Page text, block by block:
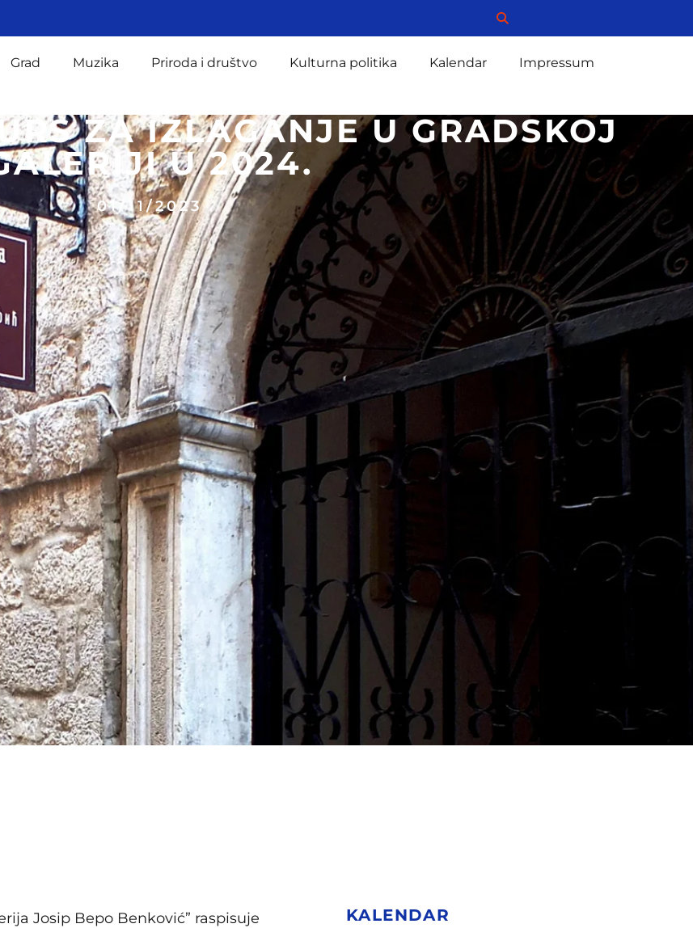
Grad Muzika Priroda i društvo Kulturna politika Kalendar Impressum
ZA IZLAGANJE U GRADSKOJ
U 2024.
01/11/2023
Josip Bepo Benković” raspisuje
KALENDAR